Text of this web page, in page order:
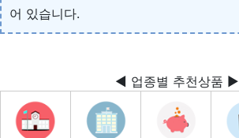
어 있습니다.
◀ 업종별 추천상품 ▶